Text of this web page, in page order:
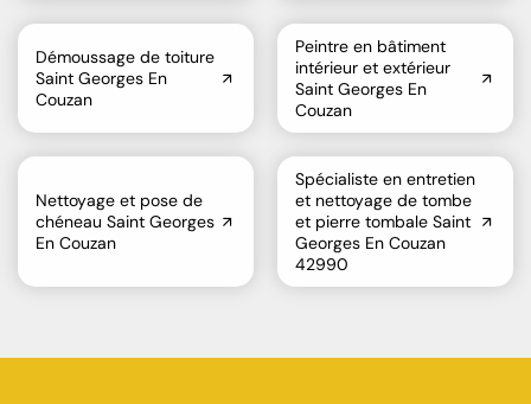
Démoussage de toiture
Saint Georges En
Couzan
Peintre en bâtiment
intérieur et extérieur
Saint Georges En
Couzan
Nettoyage et pose de
chéneau Saint Georges
En Couzan
Spécialiste en entretien
et nettoyage de tombe
et pierre tombale Saint
Georges En Couzan
42990